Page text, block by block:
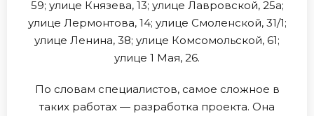
59; улице Князева, 13; улице Лавровской, 25а;
улице Лермонтова, 14; улице Смоленской, 31/1;
улице Ленина, 38; улице Комсомольской, 61;
улице 1 Мая, 26.
По словам специалистов, самое сложное в
таких работах — разработка проекта. Она